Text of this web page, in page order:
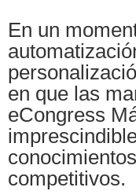
En un
en que las
eCongress
competitivos.